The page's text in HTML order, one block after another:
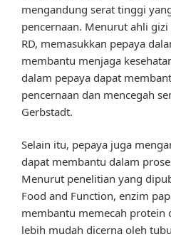
mengandung serat tinggi
pencernaan. Menurut ahli
RD, memasukkan pepaya
membantu menjaga
dalam pepaya dapat
pencernaan dan mencegah
Gerbstadt.
Selain itu, pepaya juga
dapat membantu dalam
Menurut penelitian yang
Food and Function, enzim
membantu memecah protein
lebih mudah dicerna oleh